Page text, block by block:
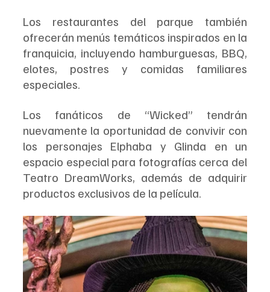
Los restaurantes del parque también
ofrecerán menús temáticos inspirados en la
franquicia, incluyendo hamburguesas, BBQ,
elotes, postres y comidas familiares
especiales.
Los fanáticos de “Wicked” tendrán
nuevamente la oportunidad de convivir con
los personajes Elphaba y Glinda en un
espacio especial para fotografías cerca del
Teatro DreamWorks, además de adquirir
productos exclusivos de la película.